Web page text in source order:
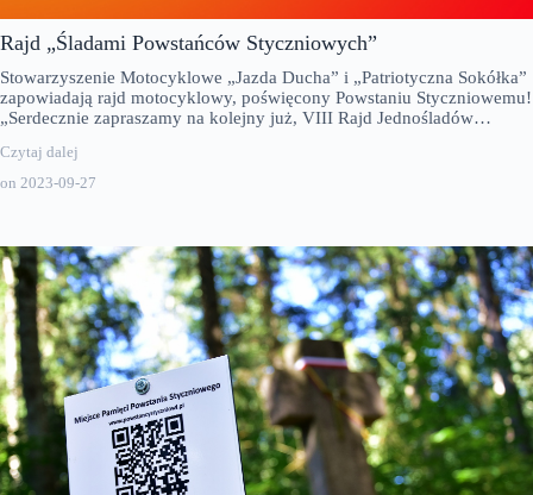
Rajd „Śladami Powstańców Styczniowych”
on 2023-09-27
Stowarzyszenie Motocyklowe „Jazda Ducha” i „Patriotyczna Sokółka”
zapowiadają rajd motocyklowy, poświęcony Powstaniu Styczniowemu!
„Serdecznie zapraszamy na kolejny już, VIII Rajd Jednośladów…
Czytaj dalej